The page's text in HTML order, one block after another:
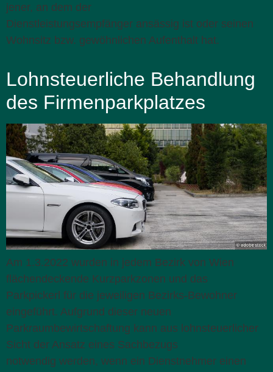
jener, an dem der
Dienstleistungsempfänger ansässig ist oder seinen
Wohnsitz bzw. gewöhnlichen Aufenthalt hat.
Lohnsteuerliche Behandlung
des Firmenparkplatzes
Am 1.3.2022 wurden in jedem Bezirk von Wien
flächendeckende Kurzparkzonen und das
Parkpickerl für die jeweiligen Bezirks-Bewohner
eingeführt. Aufgrund dieser neuen
Parkraumbewirtschaftung kann aus lohnsteuerlicher
Sicht der Ansatz eines Sachbezugs
notwendig werden, wenn ein Dienstnehmer einen